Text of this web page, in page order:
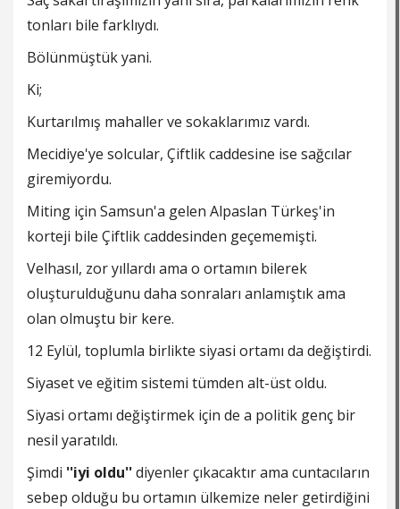
tonları bile farklıydı.
Bölünmüştük yani.
Ki;
Kurtarılmış mahaller ve sokaklarımız vardı.
Mecidiye'ye solcular, Çiftlik caddesine ise sağcılar
giremiyordu.
Miting için Samsun'a gelen Alpaslan Türkeş'in
korteji bile Çiftlik caddesinden geçememişti.
Velhasıl, zor yıllardı ama o ortamın bilerek
oluşturulduğunu daha sonraları anlamıştık ama
olan olmuştu bir kere.
12 Eylül, toplumla birlikte siyasi ortamı da değiştirdi.
Siyaset ve eğitim sistemi tümden alt-üst oldu.
Siyasi ortamı değiştirmek için de a politik genç bir
nesil yaratıldı.
Şimdi ''iyi oldu''diyenler çıkacaktır ama cuntacıların
sebep olduğu bu ortamın ülkemize neler getirdiğini